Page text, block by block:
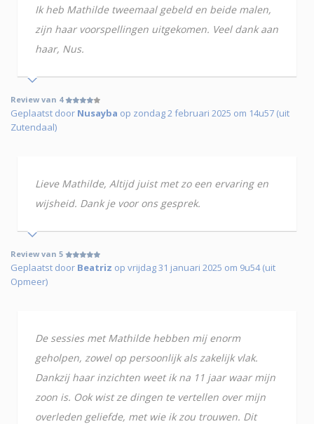
Ik heb Mathilde tweemaal gebeld en beide malen,
zijn haar voorspellingen uitgekomen. Veel dank aan
haar, Nus.
Review van 4
Geplaatst door Nusayba op zondag 2 februari 2025 om 14u57 (uit
Zutendaal)
Lieve Mathilde, Altijd juist met zo een ervaring en
wijsheid. Dank je voor ons gesprek.
Review van 5
Geplaatst door Beatriz op vrijdag 31 januari 2025 om 9u54 (uit
Opmeer)
De sessies met Mathilde hebben mij enorm
geholpen, zowel op persoonlijk als zakelijk vlak.
Dankzij haar inzichten weet ik na 11 jaar waar mijn
zoon is. Ook wist ze dingen te vertellen over mijn
overleden geliefde, met wie ik zou trouwen. Dit